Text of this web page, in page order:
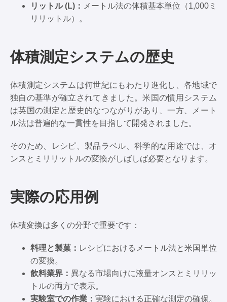
リットル (L)： メートル法の体積基本単位（1,000ミ
リリットル）。
体積測定システムの歴史
体積測定システムは何世紀にもわたり進化し、各地域で
独自の基準が確立されてきました。米国の慣用システム
は英国の測定と歴史的なつながりがあり、一方、メート
ル法は普遍的な一貫性を目指して開発されました。
そのため、レシピ、製品ラベル、科学的な用途では、オ
ンスとミリリットルの変換がしばしば必要となります。
実際の応用例
体積変換は多くの分野で重要です：
料理と製菓： レシピにおけるメートル法と米国単位
の変換。
飲料業界： 異なる市場向けに液量オンスとミリリッ
トルの両方で表示。
実験室での作業： 実験における正確な測定の確保。